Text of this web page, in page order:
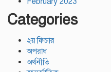
Categories
২য় ফিচার
অপরাধ
অর্থনীতি